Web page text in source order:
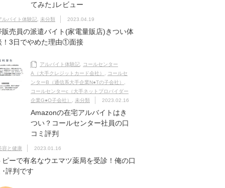
てみた｣レビュー
ルバイト体験記 未分類 2023.04.19
販売員の派遣バイト(家電量販店)きつい体
！3日でやめた理由①面接
アルバイト体験記
コールセンター
A（大手クレジットカード会社）
コールセ
ンターB（通信系大手企業N●Tの子会社）
コールセンターc（大手ネットプロバイダー
企業G●O子会社）
未分類 2023.02.16
Amazonの在宅アルバイトはき
つい？コールセンター社員の口
コミ評判
容と健康 2023.01.16
ピーで有名なウエマツ薬局を受診！俺の口
･評判です